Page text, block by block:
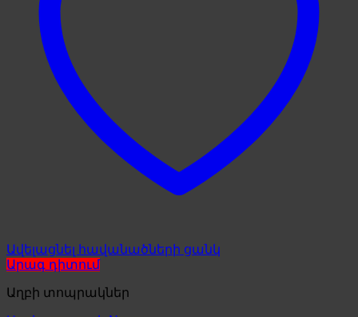
Ավելացնել հավանածների ցանկ
Արագ դիտում
Աղբի տոպրակներ